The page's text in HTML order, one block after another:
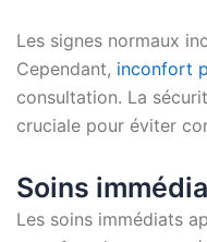
Les signes normaux
Cependant, inconfort
consultation. La
cruciale pour éviter
Soins
Les soins immédiats